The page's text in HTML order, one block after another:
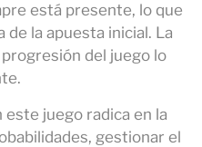
está presente, lo que
la apuesta inicial. La
del juego lo
juego radica en la
gestionar el